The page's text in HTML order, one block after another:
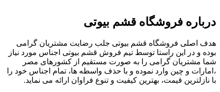
درباره فروشگاه قشم بیوتی
هدف اصلی فروشگاه قشم بیوتی جلب رضایت مشتریان گرامی
بوده و در این راستا توسط تیم فروش قشم بیوتی اجناس مورد نیاز
شما مشتریان گرامی را به صورت مستقیم از کشورهای مصر
،امارات و چین وارد نموده و با حذف واسطه ها، تمام اجناس خود را
با نازلترین قیمت، بهترین کیفیت و تنوع فراوان ارائه می نماید.